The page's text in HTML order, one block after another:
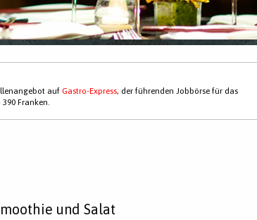
auf Gastro-Express, der führenden Jobbörse für das
Franken.
und Salat